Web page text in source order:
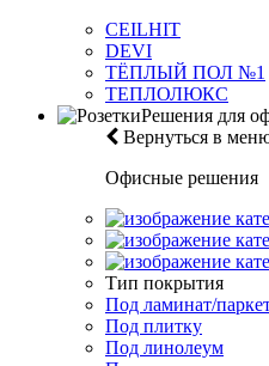
CEILHIT
DEVI
ТЁПЛЫЙ ПОЛ №1
ТЕПЛОЛЮКС
Решения для
Вернуться в
Офисные решения
Тип покрытия
Под ламинат/
Под плитку
Под линолеум